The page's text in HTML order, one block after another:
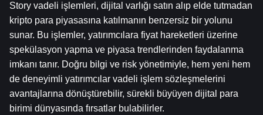
Story vadeli işlemleri, dijital varlığı satın alıp elde tutmadan
kripto para piyasasına katılmanın benzersiz bir yolunu
sunar. Bu işlemler, yatırımcılara fiyat hareketleri üzerine
spekülasyon yapma ve piyasa trendlerinden faydalanma
imkanı tanır. Doğru bilgi ve risk yönetimiyle, hem yeni hem
de deneyimli yatırımcılar vadeli işlem sözleşmelerini
avantajlarına dönüştürebilir, sürekli büyüyen dijital para
birimi dünyasında fırsatlar bulabilirler.